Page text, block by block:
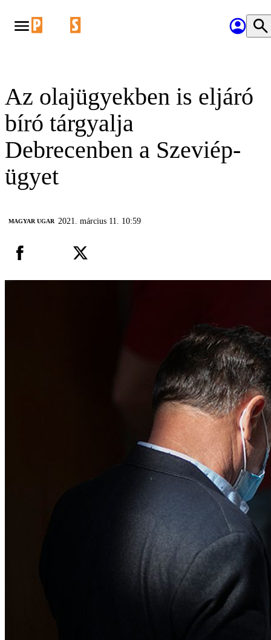
Az olajügyekben is eljáró
bíró tárgyalja
Debrecenben a Szeviép-
ügyet
MAGYAR UGAR 2021. március 11. 10:59